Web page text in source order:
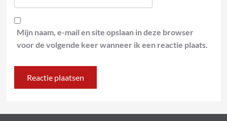
Mijn naam, e-mail en site opslaan in deze browser
voor de volgende keer wanneer ik een reactie plaats.